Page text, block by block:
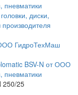
пневматики
диски,
ГидроТехМаш
BSV-N от ООО
пневматики
250/25